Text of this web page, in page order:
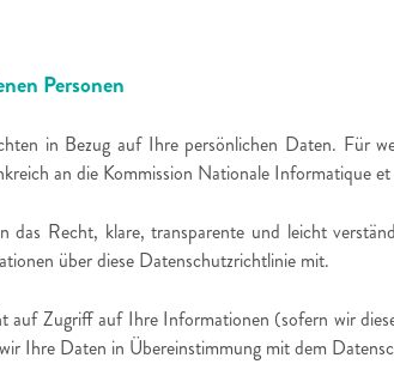
Personen
in Bezug auf Ihre persönlichen Daten. Für
an die Kommission Nationale Informatique
das Recht, klare, transparente und leicht
über diese Datenschutzrichtlinie mit.
auf Zugriff auf Ihre Informationen (sofern wir
Ihre Daten in Übereinstimmung mit dem